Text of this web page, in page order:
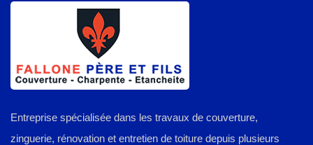
Entreprise spécialisée dans les travaux de couverture,
zinguerie, rénovation et entretien de toiture depuis plusieurs